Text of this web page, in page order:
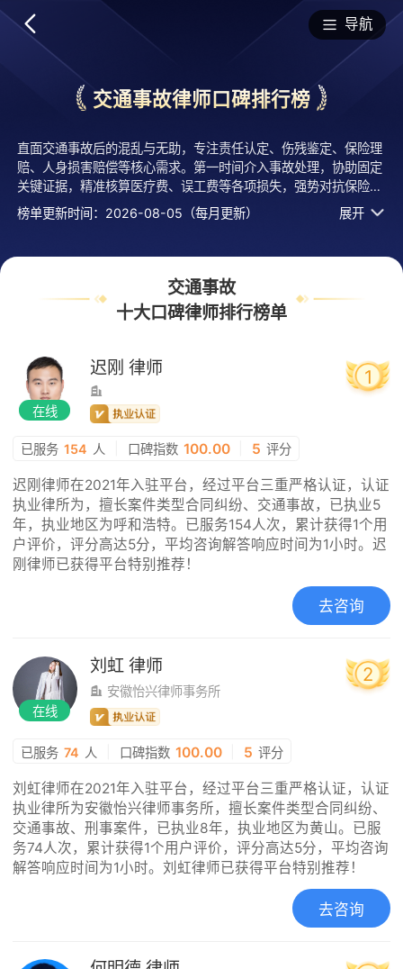
导航
交通事故律师口碑排行榜
直面交通事故后的混乱与无助，专注责任认定、伤残鉴定、保险理
赔、人身损害赔偿等核心需求。第一时间介入事故处理，协助固定
关键证据，精准核算医疗费、误工费等各项损失，强势对抗保险公
司 “低赔” 套路。用专业法律操作简化理赔流程，最大化争取合法
权益，让您在伤痛中无需分心，安心疗伤，权益保障不打折扣。找
可，都是对律师服务能力的最佳认证。法临经专业评测的2026年
十大交通事故律师口碑排行榜名单发布啦！居前十的有：的迟刚律
师、安徽怡兴律师事务所的刘虹律师、四川融创律师事务所的何明
德律师等，上榜律师十大交通事故律师口碑榜单是法临平台口碑
不分先后，仅供借鉴参考，想知道交通事故哪个律师好？您可以多
比较，选择自己满意且合适案情的！
榜单更新时间：2026-08-05（每月更新） 展开
交通事故
十大口碑律师排行榜单
在线
迟刚 律师 1
已服务 154 人 口碑指数 100.00 5 评分
迟刚律师在2021年入驻平台，经过平台三重严格认证，认证
执业律所为，擅长案件类型合同纠纷、交通事故，已执业5
年，执业地区为呼和浩特。已服务154人次，累计获得1个用
户评价，评分高达5分，平均咨询解答响应时间为1小时。迟
刚律师已获得平台特别推荐！
去咨询
在线
刘虹 律师
安徽怡兴律师事务所
2
已服务 74 人 口碑指数 100.00 5 评分
刘虹律师在2021年入驻平台，经过平台三重严格认证，认证
执业律所为安徽怡兴律师事务所，擅长案件类型合同纠纷、
交通事故、刑事案件，已执业8年，执业地区为黄山。已服
务74人次，累计获得1个用户评价，评分高达5分，平均咨询
解答响应时间为1小时。刘虹律师已获得平台特别推荐！
去咨询